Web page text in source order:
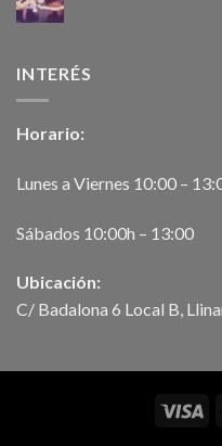
INTERÉS
Horario:
Lunes a Viernes 10:00 –
Sábados 10:00h – 13:00
Ubicación:
C/ Badalona 6 Local B,